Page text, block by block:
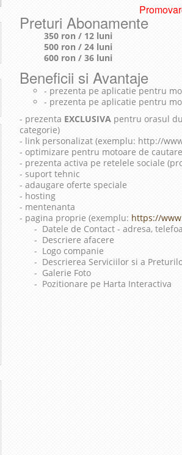
Preturi Abonamente
350 ron / 12 luni
500 ron / 24 luni
600 ron / 36 luni
Beneficii si Avantaje
- prezenta pe aplicatie pentru
- prezenta pe aplicatie pentru
- prezenta EXCLUSIVA pentru orasul
categorie)
- link personalizat (exemplu: http://
- optimizare pentru motoare de
- prezenta activa pe retelele sociale
- suport tehnic
- adaugare oferte speciale
- hosting
- mentenanta
- pagina proprie (exemplu: https://
- Datele de Contact - adresa,
- Descriere afacere
- Logo companie
- Descrierea Serviciilor si a
- Galerie Foto
- Pozitionare pe Harta Interactiva